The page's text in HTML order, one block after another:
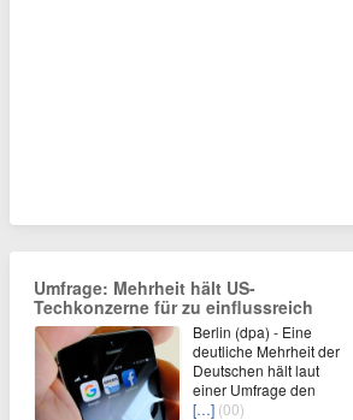
Umfrage: Mehrheit hält US-
Techkonzerne für zu einflussreich
Berlin (dpa) - Eine
deutliche Mehrheit der
Deutschen hält laut
einer Umfrage den
[…] (00)